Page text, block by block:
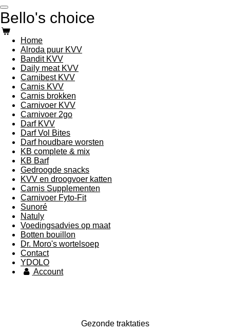
Ga
direct
naar
de
hoofdinhoud
Bello's choice
Home
Alroda puur KVV
Bandit KVV
Daily meat KVV
Carnibest KVV
Carnis KVV
Carnis brokken
Carnivoer KVV
Carnivoer 2go
Darf KVV
Darf Vol Bites
Darf houdbare worsten
KB complete & mix
KB Barf
Gedroogde snacks
KVV en droogvoer katten
Carnis Supplementen
Carnivoer Fyto-Fit
Sunoré
Natuly
Voedingsadvies op maat
Botten bouillon
Dr. Moro's wortelsoep
Contact
YDOLO
Account
Gezonde traktaties